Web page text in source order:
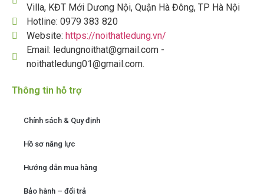
Villa, KĐT Mới Dương Nội, Quận Hà Đông, TP Hà Nội
Hotline: 0979 383 820
Website: https://noithatledung.vn/
Email: ledungnoithat@gmail.com -
noithatledung01@gmail.com.
Thông tin hỗ trợ
Chính sách & Quy định
Hồ sơ năng lực
Hướng dẫn mua hàng
Bảo hành – đổi trả